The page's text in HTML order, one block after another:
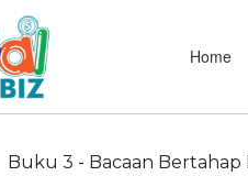
Home
Buku 3 - Bacaan Bertahap